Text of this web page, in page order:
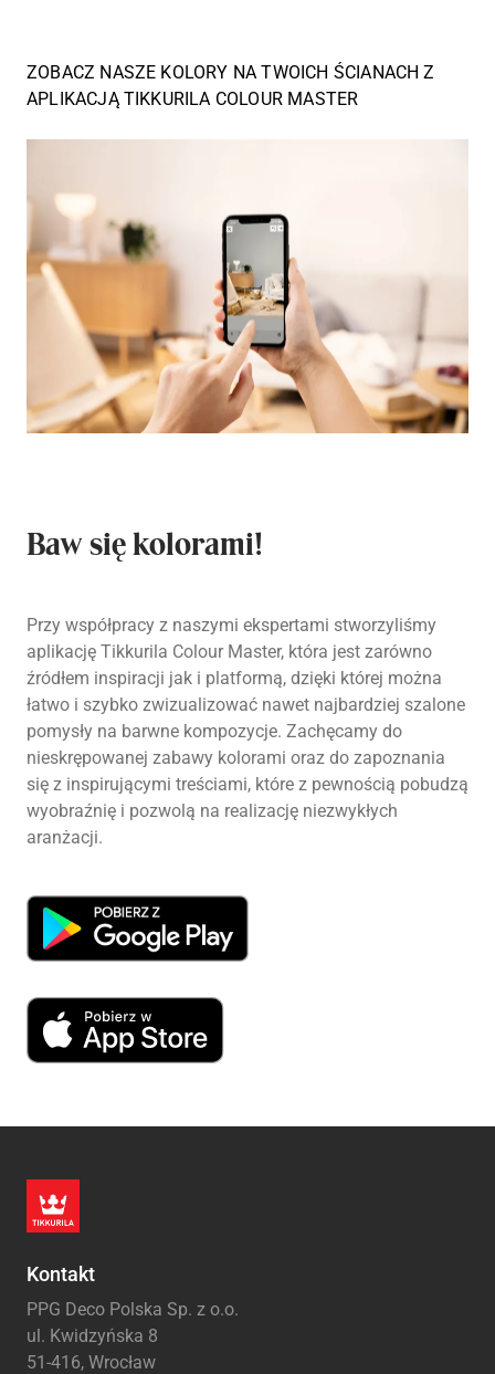
ZOBACZ NASZE KOLORY NA TWOICH ŚCIANACH Z
APLIKACJĄ TIKKURILA COLOUR MASTER
Baw się kolorami!
Przy współpracy z naszymi ekspertami stworzyliśmy
aplikację Tikkurila Colour Master, która jest zarówno
źródłem inspiracji jak i platformą, dzięki której można
łatwo i szybko zwizualizować nawet najbardziej szalone
pomysły na barwne kompozycje. Zachęcamy do
nieskrępowanej zabawy kolorami oraz do zapoznania
się z inspirującymi treściami, które z pewnością pobudzą
wyobraźnię i pozwolą na realizację niezwykłych
aranżacji.
Kontakt
PPG Deco Polska Sp. z o.o.
ul. Kwidzyńska 8
51-416, Wrocław